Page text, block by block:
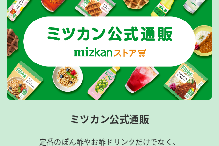
ミツカン公式通販
定番のぽん酢やお酢ドリンクだけでなく、